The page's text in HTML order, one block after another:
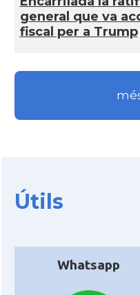
general que va
fiscal per a Trump
Útils
Whatsapp